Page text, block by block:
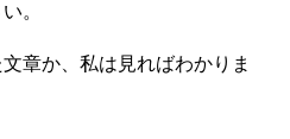
。
章か、私は見ればわかりま